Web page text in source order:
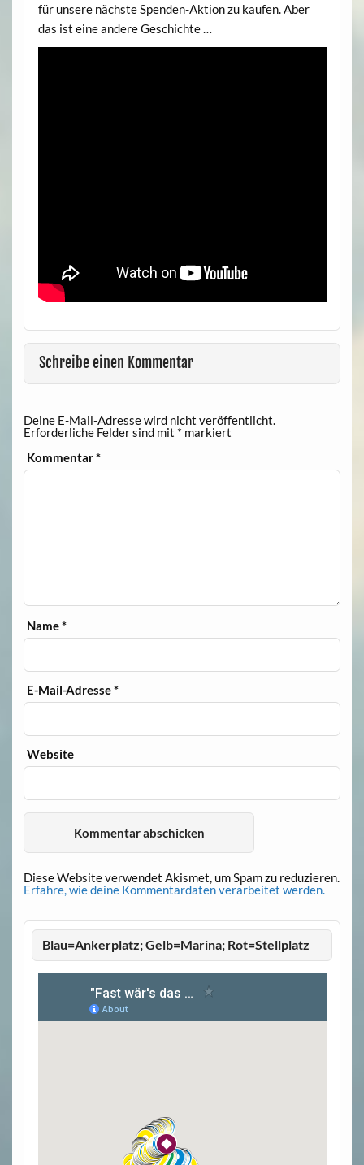
für unsere nächste Spenden-Aktion zu kaufen. Aber
das ist eine andere Geschichte …
Schreibe einen Kommentar
Deine E-Mail-Adresse wird nicht veröffentlicht.
Erforderliche Felder sind mit * markiert
Kommentar*
Name*
E-Mail-Adresse*
Website
Diese Website verwendet Akismet, um Spam zu reduzieren.
Erfahre, wie deine Kommentardaten verarbeitet werden.
Blau=Ankerplatz; Gelb=Marina; Rot=Stellplatz